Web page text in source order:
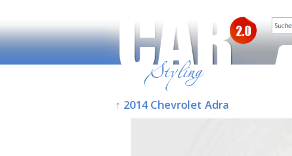
↑ 2014 Chevrolet Adra